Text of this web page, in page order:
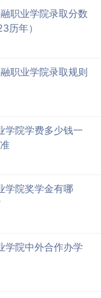
职业学院录取分数
历年）
职业学院录取规则
学院学费多少钱一
学院奖学金有哪
学院中外合作办学